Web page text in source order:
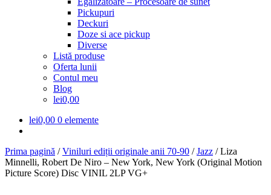
Pickupuri
Deckuri
Doze si ace pickup
Diverse
Listă produse
Oferta lunii
Contul meu
Blog
lei0,00
lei0,00 0 elemente
Prima pagină /Viniluri ediții originale anii 70-90 /Jazz /Liza
Minnelli, Robert De Niro – New York, New York (Original Motion
Picture Score) Disc VINIL 2LP VG+